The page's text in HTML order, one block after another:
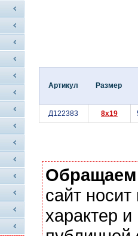
Артикул Размер
Д122383 8x19
сайт
характер